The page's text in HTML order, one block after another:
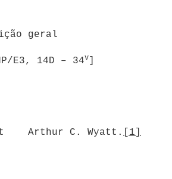
geral
E3, 14D – 34v
Arthur C. Wyatt. [1]